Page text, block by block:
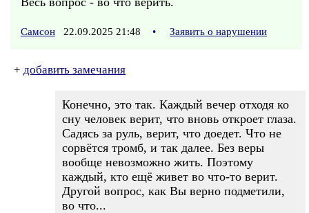
Самсон 22.09.2025 21:48 • Заявить о нарушении
+ добавить замечания
Конечно, это так. Каждый вечер отходя ко
сну человек верит, что вновь откроет глаза.
Садясь за руль, верит, что доедет. Что не
сорвётся тромб, и так далее. Без веры
вообще невозможно жить. Поэтому
каждый, кто ещё живет во что-то верит.
Другой вопрос, как Вы верно подметили,
во что...